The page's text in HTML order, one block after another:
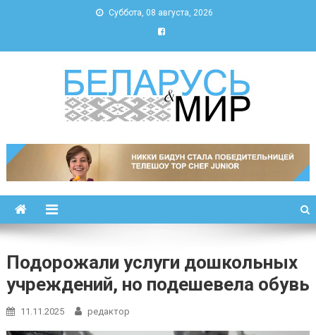
Суббота, 08 августа, 2026
Беларусь и мир
Подорожали услуги дошкольных
учреждений, но подешевела обувь
11.11.2025 редактор